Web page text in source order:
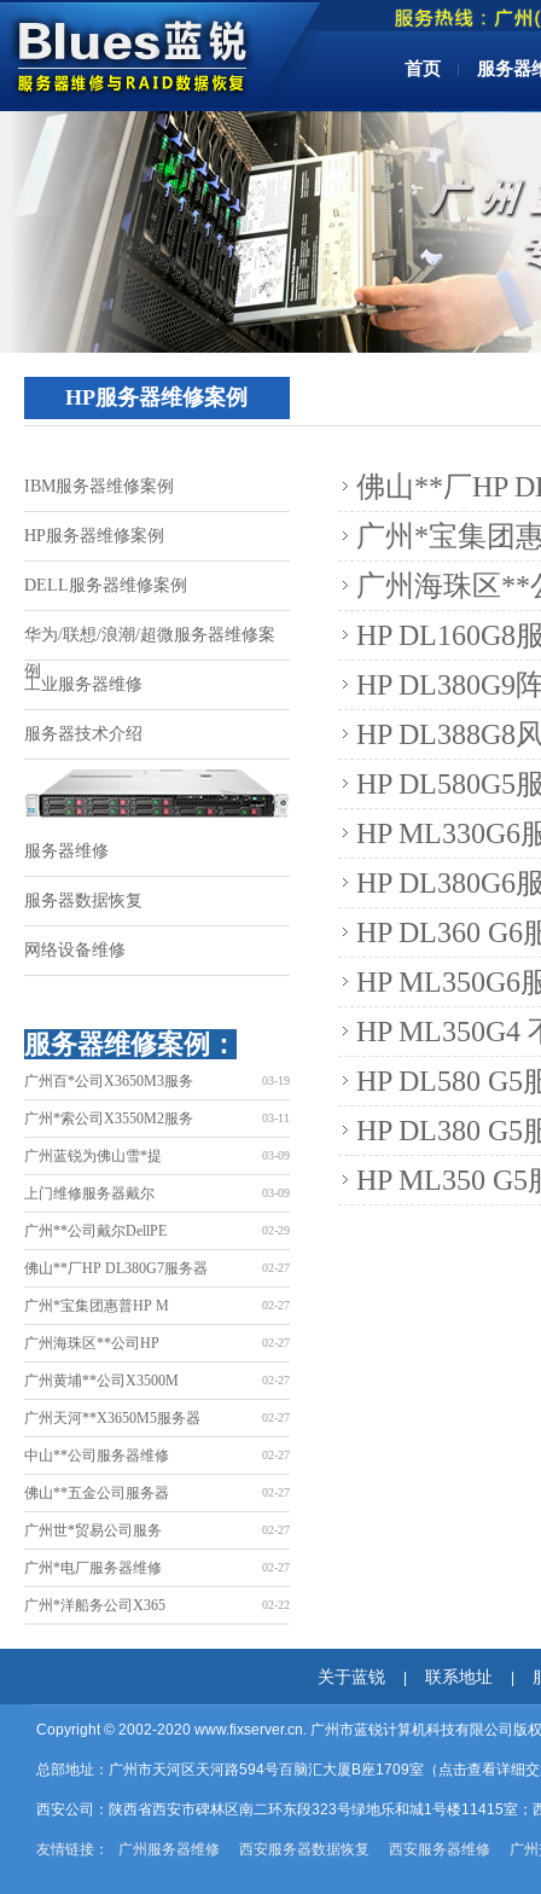
首页 服务器
HP服务器维修案例
IBM服务器维修案例
HP服务器维修案例
DELL服务器维修案例
华为/联想/浪潮/超微服务器维修案
例
工业服务器维修
服务器技术介绍
服务器维修
服务器数据恢复
网络设备维修
服务器维修案例：
广州百*公司X3650M3服务 03-19
广州*索公司X3550M2服务 03-11
广州蓝锐为佛山雪*提 03-09
上门维修服务器戴尔 03-09
广州**公司戴尔DellPE 02-29
佛山**厂HP DL380G7服务器 02-27
广州*宝集团惠普HP M 02-27
广州海珠区**公司HP 02-27
广州黄埔**公司X3500M 02-27
广州天河**X3650M5服务器 02-27
中山**公司服务器维修 02-27
佛山**五金公司服务器 02-27
广州世*贸易公司服务 02-27
广州*电厂服务器维修 02-27
广州*洋船务公司X365 02-22
佛山**厂HP
广州*宝集团
广州海珠区**
HP DL160G8
HP DL380G9
HP DL388G8
HP DL580G5
HP ML330G6
HP DL380G6
HP DL360 G6
HP ML350G6
HP ML350G4
HP DL580 G5
HP DL380 G5
HP ML350
关于蓝锐 联系地址
Copyright © 2002-2020 www.fixserver.cn. 广州市蓝锐计算机科技有限公司版
总部地址：广州市天河区天河路594号百脑汇大厦B座1709室（ 点击查看详细
西安公司：陕西省西安市碑林区南二环东段323号绿地乐和城1号楼11415室；
友情链接： 广州服务器维修 西安服务器数据恢复 西安服务器维修 广